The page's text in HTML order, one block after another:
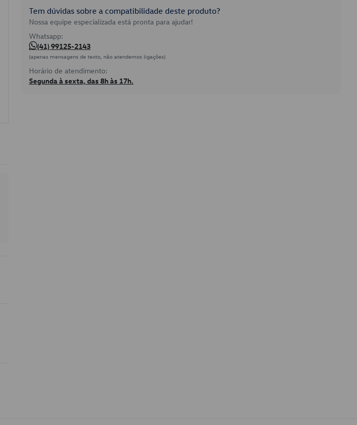
Tem dúvidas sobre a compatibilidade deste produto?
Nossa equipe especializada está pronta para ajudar!
Whatsapp:
(41) 99125-2143
(apenas mensagens de texto, não atendemos ligações)
Horário de atendimento:
Segunda à sexta, das 8h às 17h.